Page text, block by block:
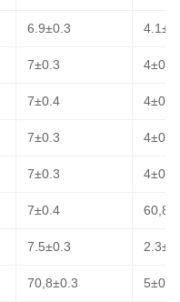
6.9±0.3
7±0.3 4±0.3
7±0.4 4±0.3
7±0.3 4±0.3
7±0.3 4±0.3
7±0.4
7.5±0.3
70,8±0.3 5±0.3